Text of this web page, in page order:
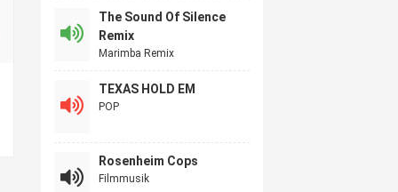
The Sound Of Silence
Remix
Marimba Remix
TEXAS HOLD EM
POP
Rosenheim Cops
Filmmusik